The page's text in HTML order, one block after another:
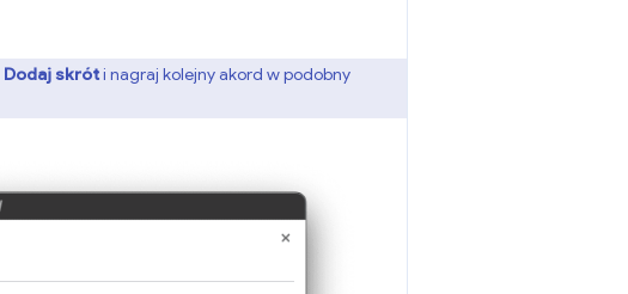
Dodaj skróti nagraj kolejny akord w podobny